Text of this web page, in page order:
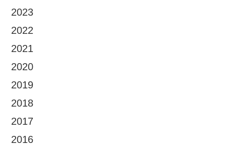
2023
2022
2021
2020
2019
2018
2017
2016